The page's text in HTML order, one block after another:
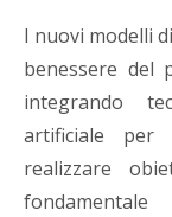
I nuovi modelli
benessere del
integrando
artificiale per
realizzare